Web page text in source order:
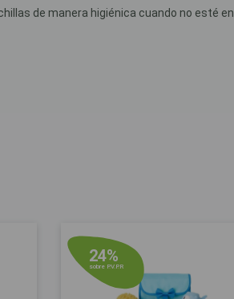
de manera higiénica cuando no esté en
24%
sobre P.V.P.R